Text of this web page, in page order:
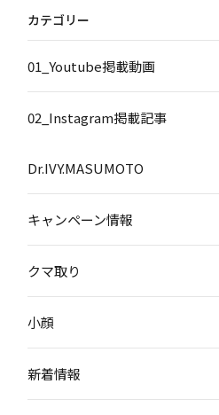
カテゴリー
01_Youtube掲載動画
02_Instagram掲載記事
Dr.IVY.MASUMOTO
キャンペーン情報
クマ取り
小顔
新着情報